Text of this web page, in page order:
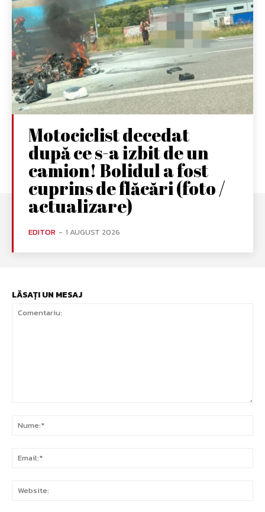
Motociclist decedat
după ce s-a izbit de un
camion! Bolidul a fost
cuprins de flăcări (foto /
actualizare)
EDITOR - 1 AUGUST 2026
LĂSAȚI UN MESAJ